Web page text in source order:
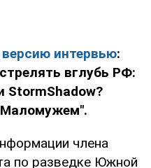
интервью:
вглубь РФ:
StormShadow?
Маломужем".
члена
по разведке Южной